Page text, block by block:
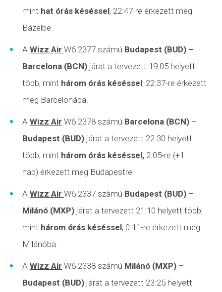
mint hat órás késéssel, 22:47-re érkezett meg
Bázelbe.
A Wizz Air W6 2377 számú Budapest (BUD) –
Barcelona (BCN) járat a tervezett 19:05 helyett
több, mint három órás késéssel, 22:37-re érkezett
meg Barcelonába.
A Wizz Air W6 2378 számú Barcelona (BCN) –
Budapest (BUD) járat a tervezett 22:30 helyett
több, mint három órás késéssel, 2:05-re (+1
nap) érkezett meg Budapestre.
A Wizz Air W6 2337 számú Budapest (BUD) –
Milánó (MXP) járat a tervezett 21:10 helyett több,
mint három órás késéssel, 0:11-re érkezett meg
Milánóba.
A Wizz Air W6 2338 számú Milánó (MXP) –
Budapest (BUD) járat a tervezett 23:25 helyett